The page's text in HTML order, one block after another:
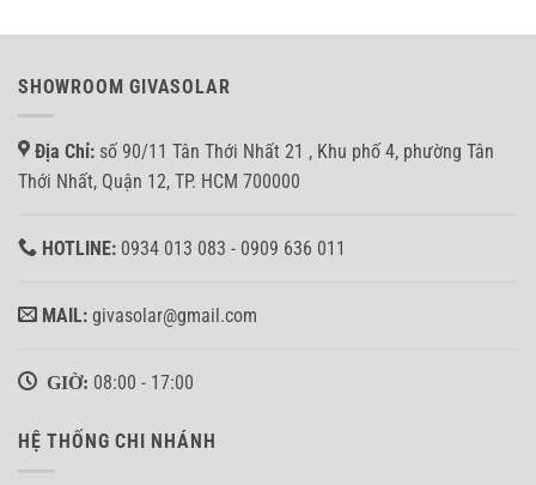
SHOWROOM GIVASOLAR
Địa Chỉ: số 90/11 Tân Thới Nhất 21 , Khu phố 4, phường Tân
Thới Nhất, Quận 12, TP. HCM 700000
HOTLINE: 0934 013 083 - 0909 636 011
MAIL: givasolar@gmail.com
GIỜ: 08:00 - 17:00
HỆ THỐNG CHI NHÁNH